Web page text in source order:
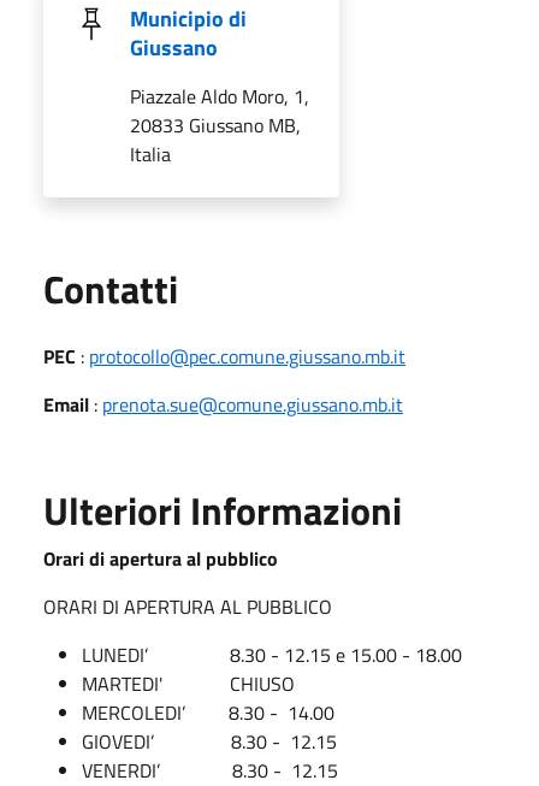
Municipio di
Giussano
Piazzale Aldo Moro, 1,
20833 Giussano MB,
Italia
Contatti
PEC : protocollo@pec.comune.giussano.mb.it
Email : prenota.sue@comune.giussano.mb.it
Ulteriori Informazioni
Orari di apertura al pubblico
ORARI DI APERTURA AL PUBBLICO
LUNEDI’
8.30 - 12.15 e 15.00 - 18.00
MARTEDI' CHIUSO
MERCOLEDI’ 8.30 - 14.00
GIOVEDI’ 8.30 - 12.15
VENERDI’ 8.30 - 12.15